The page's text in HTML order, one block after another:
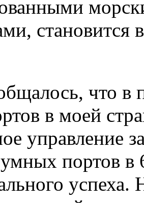
становится
что в
в моей
управление
портов